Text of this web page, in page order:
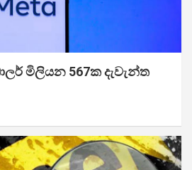
මිලියන 567ක දැවැන්ත